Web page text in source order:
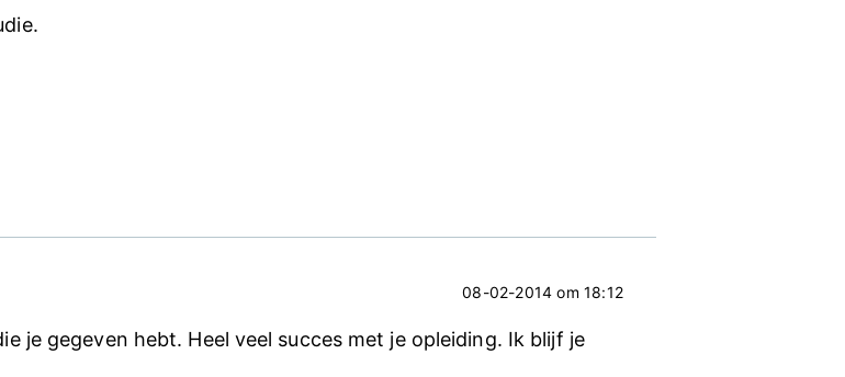
08-02-2014 om 18:12
je gegeven hebt. Heel veel succes met je opleiding. Ik blijf je